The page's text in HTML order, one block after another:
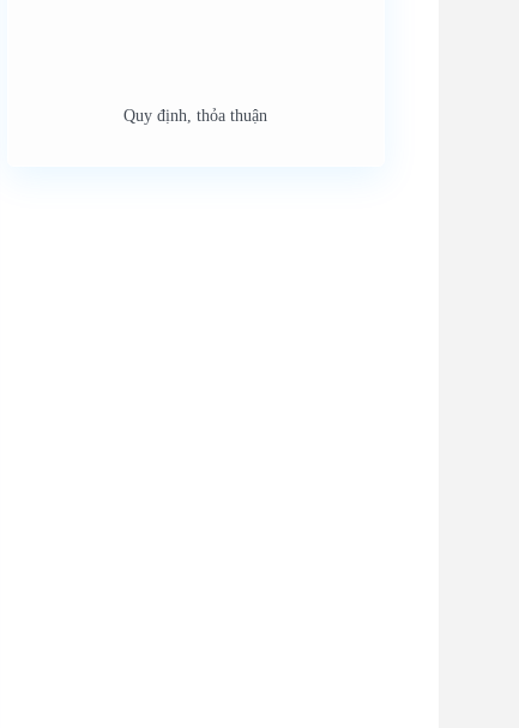
Quy định, thỏa thuận